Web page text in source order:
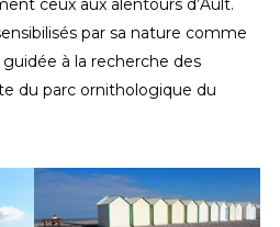
ceux aux alentours d’Ault.
par sa nature comme
à la recherche des
du parc ornithologique du